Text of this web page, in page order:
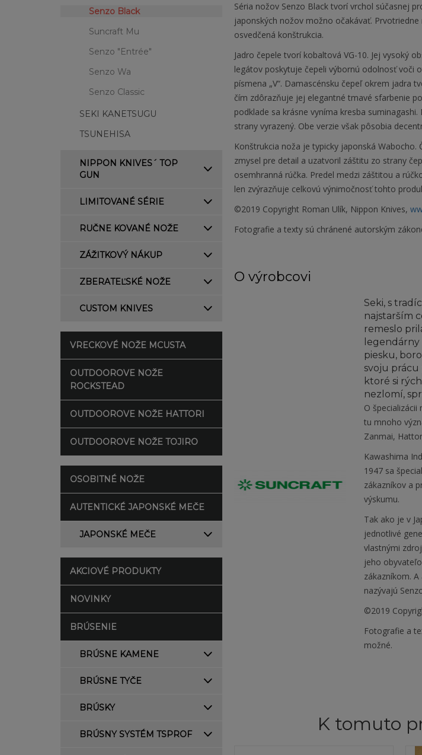
Senzo Black
Suncraft Mu
Senzo "Entrée"
Senzo Wa
Senzo Classic
SEKI KANETSUGU
TSUNEHISA
NIPPON KNIVES´ TOP
GUN
LIMITOVANÉ SÉRIE
RUČNE KOVANÉ NOŽE
ZÁŽITKOVÝ NÁKUP
ZBERATEĽSKÉ NOŽE
CUSTOM KNIVES
VRECKOVÉ NOŽE MCUSTA
OUTDOOROVE NOŽE
ROCKSTEAD
OUTDOOROVE NOŽE HATTORI
OUTDOOROVE NOŽE TOJIRO
OSOBITNÉ NOŽE
AUTENTICKÉ JAPONSKÉ MEČE
JAPONSKÉ MEČE
AKCIOVÉ PRODUKTY
NOVINKY
BRÚSENIE
BRÚSNE KAMENE
BRÚSNE TYČE
BRÚSKY
BRÚSNY SYSTÉM TSPROF
Séria nožov Senzo Black tvorí vrchol súčasnej
japonských nožov možno očakávať.
osvedčená konštrukcia.
Jadro čepele tvorí kobaltová VG-10. Jej vysoký
legátov poskytuje čepeli výbornú odolnosť voči
písmena „V“. Damascénsku čepeľ okrem jadra
čím zdôrazňuje jej elegantné tmavé sfarbenie
podklade sa krásne vyníma kresba
strany vyrazený. Obe verzie však pôsobia
Konštrukcia noža je typicky japonská
zmysel pre detail a uzatvoril záštitu zo strany
osemhranná rúčka. Predel medzi záštitou a
len zvýrazňuje celkovú výnimočnosť tohto
©2019 Copyright Roman Ulík, Nippon Knives,
Fotografie a texty sú chránené autorským
O výrobcovi
Seki, s
najstarším
remeslo
piesku,
svoju prácu
ktoré si
nezlomí,
O
tu mnoho
Zanmai,
Kawashima
1947 sa
zákazníkov a
výskumu.
Tak ako je v
jednotlivé
vlastnými
jeho
zákazníkom.
nazývajú
©2019
Fotografie a
možné.
K tomuto